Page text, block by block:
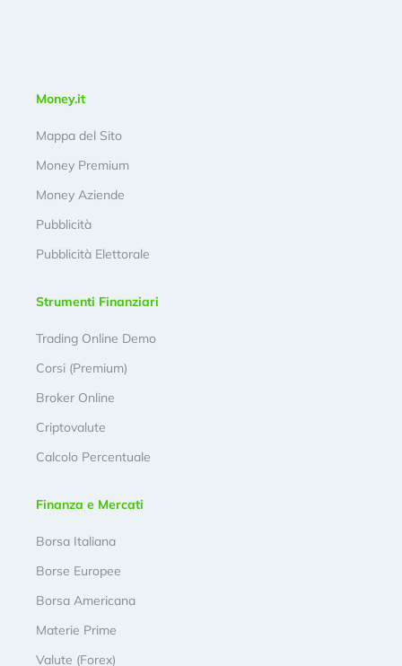
Money.it
Mappa del Sito
Money Premium
Money Aziende
Pubblicità
Pubblicità Elettorale
Strumenti Finanziari
Trading Online Demo
Corsi (Premium)
Broker Online
Criptovalute
Calcolo Percentuale
Finanza e Mercati
Borsa Italiana
Borse Europee
Borsa Americana
Materie Prime
Valute (Forex)